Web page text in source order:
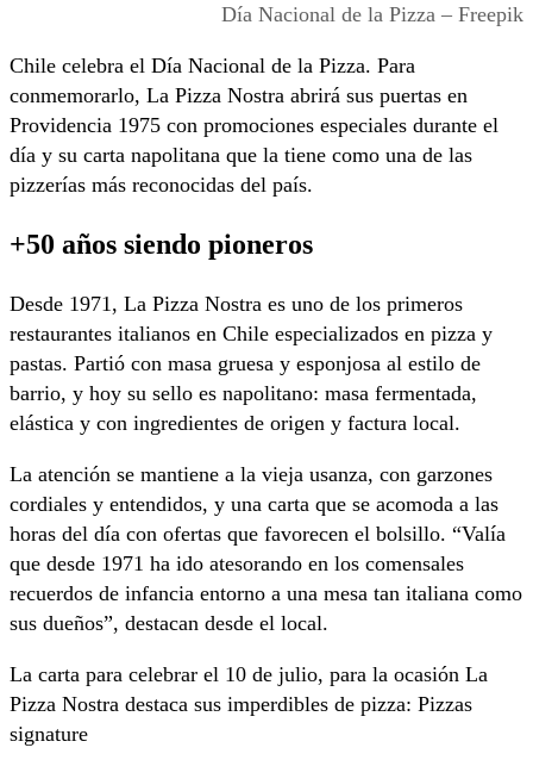
Día Nacional de la Pizza – Freepik
Chile celebra el Día Nacional de la Pizza. Para
conmemorarlo, La Pizza Nostra abrirá sus puertas en
Providencia 1975 con promociones especiales durante el
día y su carta napolitana que la tiene como una de las
pizzerías más reconocidas del país.
+50 años siendo pioneros
Desde 1971, La Pizza Nostra es uno de los primeros
restaurantes italianos en Chile especializados en pizza y
pastas. Partió con masa gruesa y esponjosa al estilo de
barrio, y hoy su sello es napolitano: masa fermentada,
elástica y con ingredientes de origen y factura local.
La atención se mantiene a la vieja usanza, con garzones
cordiales y entendidos, y una carta que se acomoda a las
horas del día con ofertas que favorecen el bolsillo. “Valía
que desde 1971 ha ido atesorando en los comensales
recuerdos de infancia entorno a una mesa tan italiana como
sus dueños”, destacan desde el local.
La carta para celebrar el 10 de julio, para la ocasión La
Pizza Nostra destaca sus imperdibles de pizza: Pizzas
signature